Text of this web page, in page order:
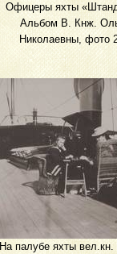
Офицеры яхты
Альбом В. Кнж.
Николаевны, фото
На палубе яхты